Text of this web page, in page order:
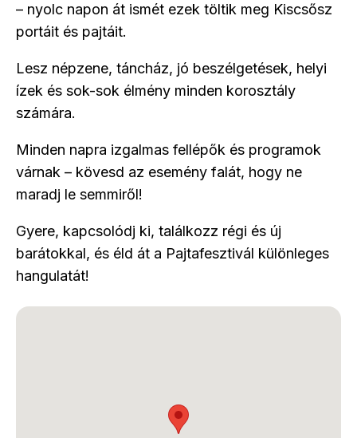
– nyolc napon át ismét ezek töltik meg Kiscsősz
portáit és pajtáit.
Lesz népzene, táncház, jó beszélgetések, helyi
ízek és sok-sok élmény minden korosztály
számára.
Minden napra izgalmas fellépők és programok
várnak – kövesd az esemény falát, hogy ne
maradj le semmiről!
Gyere, kapcsolódj ki, találkozz régi és új
barátokkal, és éld át a Pajtafesztivál különleges
hangulatát!